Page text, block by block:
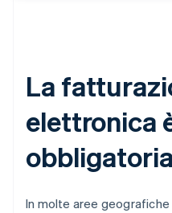
La
elettronica
In molte aree